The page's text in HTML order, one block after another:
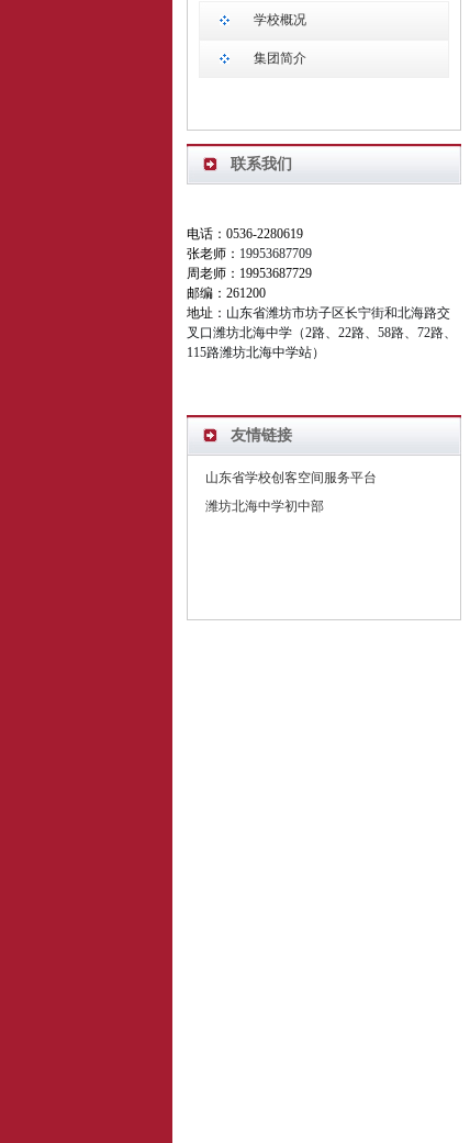
学校概况
集团简介
联系我们
电话：0536-2280619
张老师： 19953687709
周老师：19953687729
邮编：261200
地址： 山东省潍坊市坊子区长宁街和北海路交
叉口潍坊北海中学（2路、22路、58路、72路、
115路潍坊北海中学站）
友情链接
山东省学校创客空间服务平台
潍坊北海中学初中部